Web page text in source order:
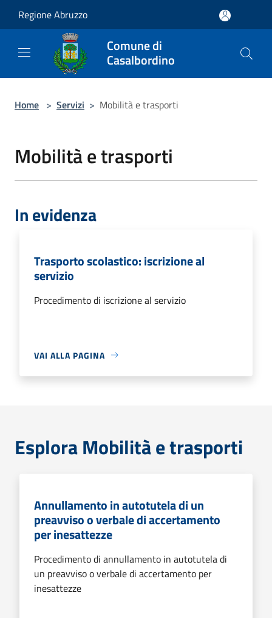
Regione Abruzzo
Comune di
Casalbordino
Home > Servizi > Mobilità e trasporti
Mobilità e trasporti
In evidenza
Trasporto scolastico: iscrizione al
servizio
Procedimento di iscrizione al servizio
VAI ALLA PAGINA
Esplora Mobilità e trasporti
Annullamento in autotutela di un
preavviso o verbale di accertamento
per inesattezze
Procedimento di annullamento in autotutela di
un preavviso o verbale di accertamento per
inesattezze